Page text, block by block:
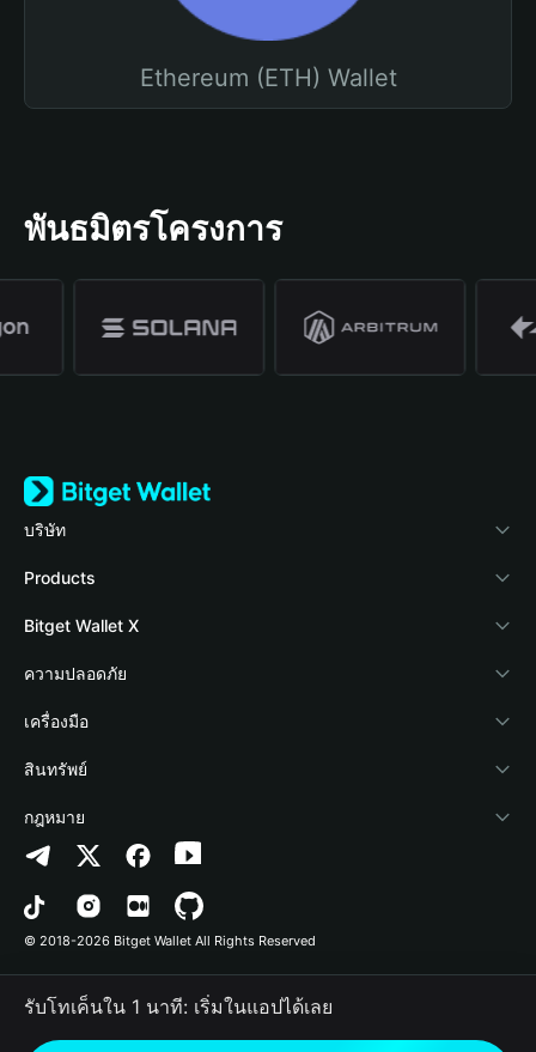
Ethereum (ETH) Wallet
พันธมิตรโครงการ
บริษัท
เกี่ยวกับ Bitget Wallet
Blog
Academy
ข่าวสารด้านคริปโต
ศูนย์ช่วยเหลือ
ติดต่อเรา
ทรัพยากรข้อมูลของแบรนด์
อาชีพ
Products
Crypto Card
Stablecoin Earn
Payfi Crypto
Crypto Swap API
Altcoin Season Index
Prediction Markets
DApp
RWA
Bitget Wallet X
นักพัฒนา
เชื่อมต่อ Wallet
Bitget Wallet Pay
ลิสต์โปรเจกต์
ความปลอดภัย
Protection Fund
เทคโนโลยีความปลอดภัย
เครื่องมือ
ซื้อคริปโต
การตรวจจับการอนุญาต
การตรวจจับสัญญา
การโอนเป็นชุด
สินทรัพย์
Arbitrum
Avalanche
Bitcoin
Polygon
กฎหมาย
นโยบายความเป็นส่วนตัว
ข้อตกลงในการใช้บริการ
© 2018-2026 Bitget Wallet All Rights Reserved
รับโทเค็นใน 1 นาที: เริ่มในแอปได้เลย